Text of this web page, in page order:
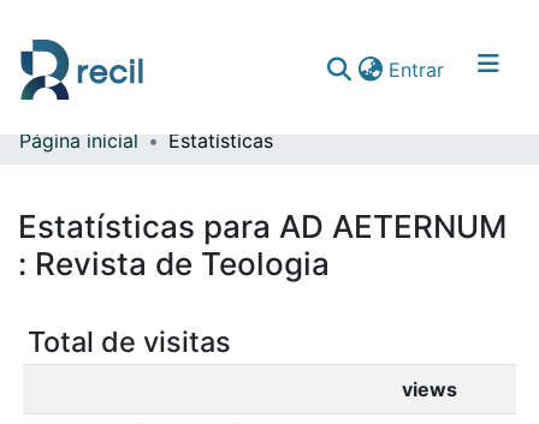
Entrar(current)
Comunidades & Coleções
Página inicial Estatísticas
Estatísticas para AD AETERNUM
: Revista de Teologia
Total de visitas
views